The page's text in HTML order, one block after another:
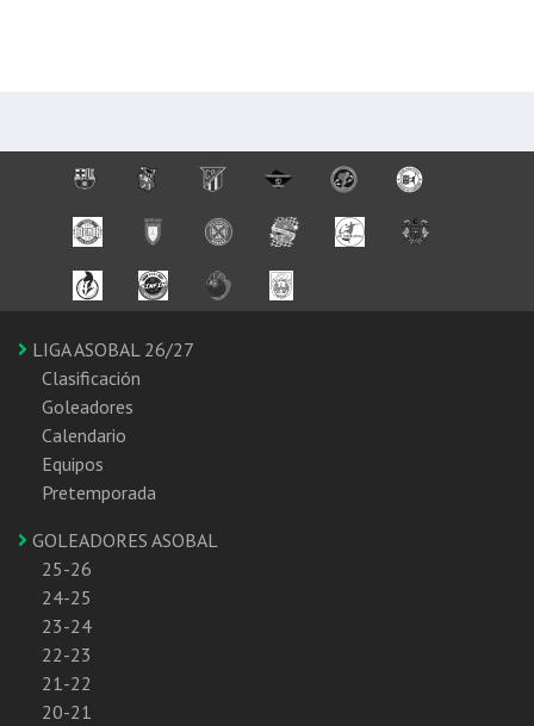
LIGA ASOBAL 26/27
Clasificación
Goleadores
Calendario
Equipos
Pretemporada
GOLEADORES ASOBAL
25-26
24-25
23-24
22-23
21-22
20-21